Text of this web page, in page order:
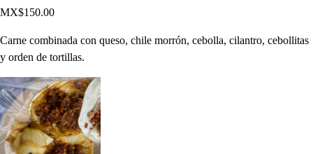
MX$150.00
Carne combinada con queso, chile morrón, cebolla, cilantro, cebollitas
y orden de tortillas.